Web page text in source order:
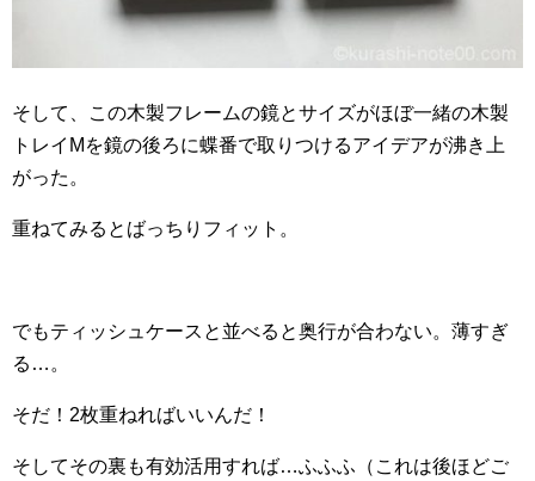
そして、この木製フレームの鏡とサイズがほぼ一緒の木製
トレイMを鏡の後ろに蝶番で取りつけるアイデアが沸き上
がった。
重ねてみるとばっちりフィット。
でもティッシュケースと並べると奥行が合わない。薄すぎ
る…。
そだ！2枚重ねればいいんだ！
そしてその裏も有効活用すれば…ふふふ（これは後ほどご